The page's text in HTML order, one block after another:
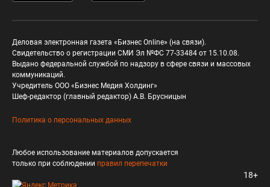
Деловая электронная газета «Бизнес Online» (на связи).
Свидетельство о регистрации СМИ Эл №ФС 77-33484 от 15.10.08.
Выдано федеральной службой по надзору в сфере связи и массовых
коммуникаций.
Учредитель ООО «Бизнес Медия Холдинг»
Шеф-редактор (главный редактор) А.В. Брусницын
Политика о персональных данных
Любое использование материалов допускается
только при соблюдении правил перепечатки
18+